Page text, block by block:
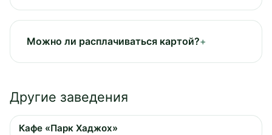
Можно ли расплачиваться картой?
Другие заведения
Кафе «Парк Хаджох»